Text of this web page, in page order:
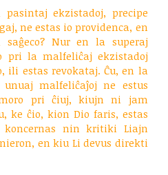
ekzistadoj, precipe
ne estas io providenca, en
Nur en la superaj
pri la malfeliĉaj ekzistadoj
ili estas revokataj. Ĉu, en la
malfeliĉaĵoj ne estus
pri ĉiuj, kiujn ni jam
ke ĉio, kion Dio faris, estas
nin kritiki Liajn
en kiu Li devus direkti